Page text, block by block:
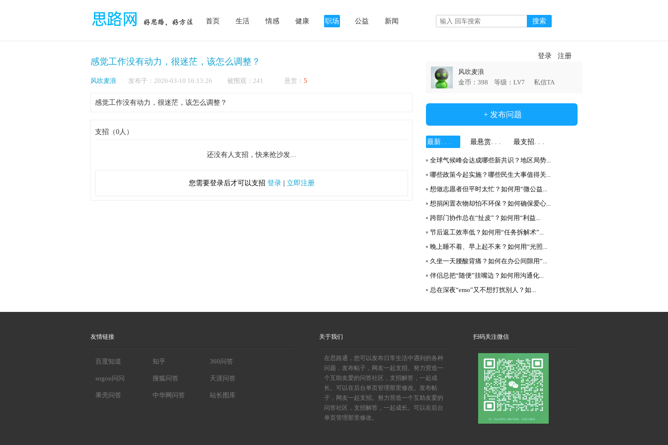
首页 生活 情感 健康 职场 公益 新闻
登录 注册
感觉工作没有动力，很迷茫，该怎么调整？
风吹麦浪 发布于：2026-03-10 16:13:26 被围观：241 悬赏： 5
感觉工作没有动力，很迷茫，该怎么调整？
支招（0人）
还没有人支招，快来抢沙发...
您需要登录后才可以支招 登录| 立即注册
风吹麦浪
金币：398 等级：LV7 私信TA
+ 发布问题
最新. . . 最悬赏. . . 最支招. . .
全球气候峰会达成哪些新共识？地区局势...
哪些政策今起实施？哪些民生大事值得关...
想做志愿者但平时太忙？如何用“微公益...
想捐闲置衣物却怕不环保？如何确保爱心...
跨部门协作总在“扯皮”？如何用“利益...
节后返工效率低？如何用“任务拆解术”...
晚上睡不着、早上起不来？如何用“光照...
久坐一天腰酸背痛？如何在办公间隙用“...
伴侣总把“随便”挂嘴边？如何用沟通化...
总在深夜“emo”又不想打扰别人？如...
友情链接
百度知道 知乎 360问答
sogou问问 搜狐问答 天涯问答
果壳问答 中华网问答 站长图库
关于我们
在思路通，您可以发布日常生活中遇到的各种
问题，发布帖子，网友一起支招。努力营造一
个互助友爱的问答社区，支招解答，一起成
长。可以在后台单页管理那里修改。发布帖
子，网友一起支招。努力营造一个互助友爱的
问答社区，支招解答，一起成长。可以在后台
单页管理那里修改。
扫码关注微信